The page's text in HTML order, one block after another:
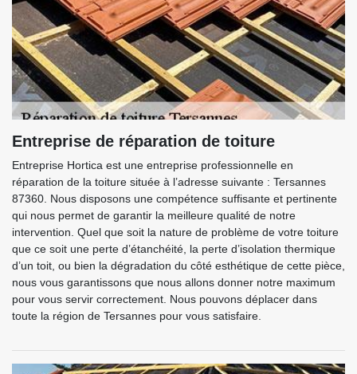
Entreprise de réparation de toiture
Entreprise Hortica est une entreprise professionnelle en
réparation de la toiture située à l’adresse suivante : Tersannes
87360. Nous disposons une compétence suffisante et pertinente
qui nous permet de garantir la meilleure qualité de notre
intervention. Quel que soit la nature de problème de votre toiture
que ce soit une perte d’étanchéité, la perte d’isolation thermique
d’un toit, ou bien la dégradation du côté esthétique de cette pièce,
nous vous garantissons que nous allons donner notre maximum
pour vous servir correctement. Nous pouvons déplacer dans
toute la région de Tersannes pour vous satisfaire.